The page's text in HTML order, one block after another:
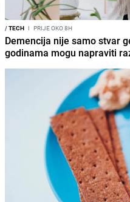
/TECH I PRIJE OKO 8H
Demencija nije samo stvar
godinama mogu napraviti